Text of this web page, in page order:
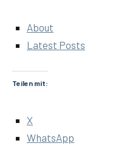
About
Latest Posts
Teilen mit:
X
Whats­App